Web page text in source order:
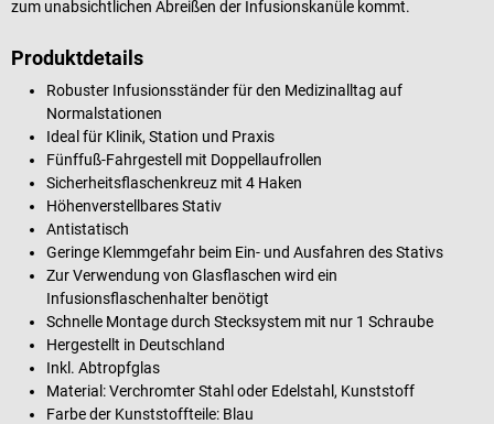
zum unabsichtlichen Abreißen der Infusionskanüle kommt.
Produktdetails
Robuster Infusionsständer für den Medizinalltag auf
Normalstationen
Ideal für Klinik, Station und Praxis
Fünffuß-Fahrgestell mit Doppellaufrollen
Sicherheitsflaschenkreuz mit 4 Haken
Höhenverstellbares Stativ
Antistatisch
Geringe Klemmgefahr beim Ein- und Ausfahren des Stativs
Zur Verwendung von Glasflaschen wird ein
Infusionsflaschenhalter benötigt
Schnelle Montage durch Stecksystem mit nur 1 Schraube
Hergestellt in Deutschland
Inkl. Abtropfglas
Material: Verchromter Stahl oder Edelstahl, Kunststoff
Farbe der Kunststoffteile: Blau